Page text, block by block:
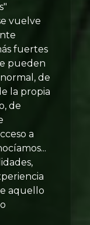
vuelve
fuertes
pueden
de
la propia
de
a
aquello